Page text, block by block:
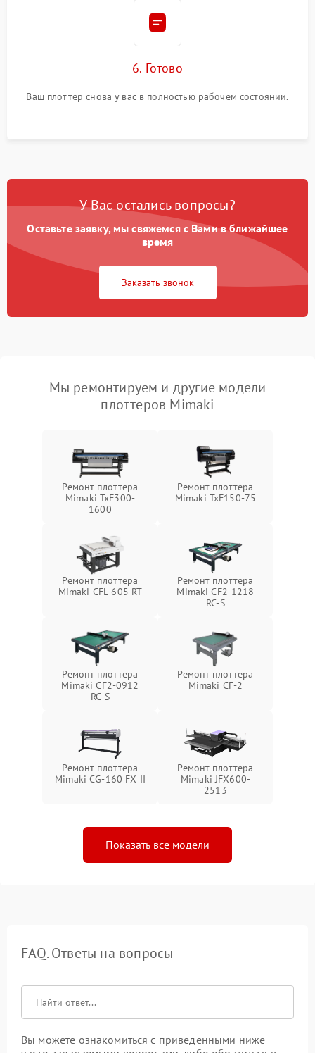
6. Готово
Ваш плоттер снова у вас в полностью рабочем состоянии.
У Вас остались вопросы?
Оставьте заявку, мы свяжемся с Вами в ближайшее
время
Заказать звонок
Мы ремонтируем и другие модели
плоттеров Mimaki
Ремонт плоттера
Mimaki TxF300-
1600
Ремонт плоттера
Mimaki TxF150-75
Ремонт плоттера
Mimaki CFL-605 RT
Ремонт плоттера
Mimaki CF2-1218
RC-S
Ремонт плоттера
Mimaki CF2-0912
RC-S
Ремонт плоттера
Mimaki CF-2
Ремонт плоттера
Mimaki CG-160 FX II
Ремонт плоттера
Mimaki JFX600-
2513
Показать все модели
FAQ. Ответы на вопросы
Вы можете ознакомиться с приведенными ниже